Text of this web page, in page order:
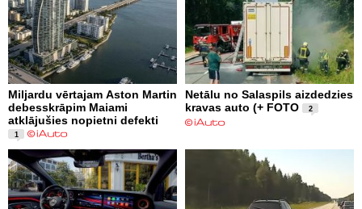
Miljardu vērtajam Aston Martin
debesskrāpim Maiami
atklājušies nopietni defekti
1
Netālu no Salaspils aizdedzies
kravas auto (+ FOTO
2